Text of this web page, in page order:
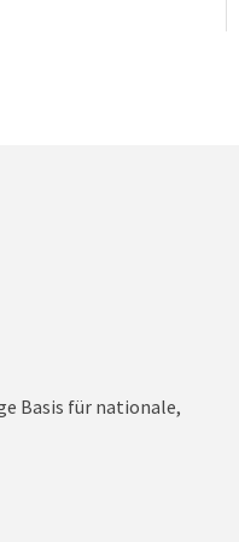
Basis für nationale,